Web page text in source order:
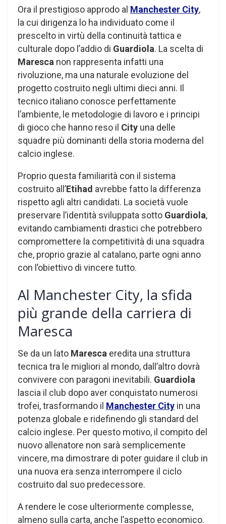
Ora il prestigioso approdo al Manchester City,
la cui dirigenza lo ha individuato come il
prescelto in virtù della continuità tattica e
culturale dopo l’addio di Guardiola. La scelta di
Maresca non rappresenta infatti una
rivoluzione, ma una naturale evoluzione del
progetto costruito negli ultimi dieci anni. Il
tecnico italiano conosce perfettamente
l’ambiente, le metodologie di lavoro e i principi
di gioco che hanno reso il City una delle
squadre più dominanti della storia moderna del
calcio inglese.
Proprio questa familiarità con il sistema
costruito all’Etihad avrebbe fatto la differenza
rispetto agli altri candidati. La società vuole
preservare l’identità sviluppata sotto Guardiola,
evitando cambiamenti drastici che potrebbero
compromettere la competitività di una squadra
che, proprio grazie al catalano, parte ogni anno
con l’obiettivo di vincere tutto.
Al Manchester City, la sfida
più grande della carriera di
Maresca
Se da un lato Maresca eredita una struttura
tecnica tra le migliori al mondo, dall’altro dovrà
convivere con paragoni inevitabili. Guardiola
lascia il club dopo aver conquistato numerosi
trofei, trasformando il Manchester City in una
potenza globale e ridefinendo gli standard del
calcio inglese. Per questo motivo, il compito del
nuovo allenatore non sarà semplicemente
vincere, ma dimostrare di poter guidare il club in
una nuova era senza interrompere il ciclo
costruito dal suo predecessore.
A rendere le cose ulteriormente complesse,
almeno sulla carta, anche l’aspetto economico.